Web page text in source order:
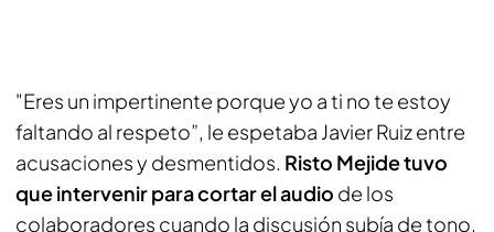
"Eres un impertinente porque yo a ti no te estoy
faltando al respeto”, le espetaba Javier Ruiz entre
acusaciones y desmentidos. Risto Mejide tuvo
que intervenir para cortar el audio de los
colaboradores cuando la discusión subía de tono.